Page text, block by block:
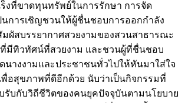
ร็งที่ขาดทุนทรัพย์ในการรักษา การจัด
นการเชิญชวนให้ผู้ชื่นชอบการออกกำลัง
มผัสบรรยากาศสวยงามของสวนสาธารณะ
ที่มีทิวทัศน์ที่สวยงาม และชวนผู้ที่ชื่นชอบ
นางงามและประชาชนทั่วไปให้หันมาใส่ใจ
พื่อสุขภาพที่ดีอีกด้วย นับว่าเป็นกิจกรรมที่
รับกับวิถีชีวิตของคนยุคปัจจุบันตามนโยบาย